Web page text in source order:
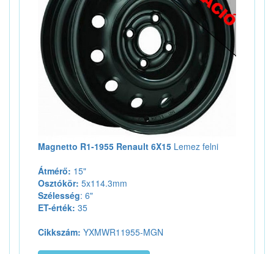
Magnetto R1-1955 Renault 6X15 Lemez felni
Átmérő: 15"
Osztókör: 5x114.3mm
Szélesség: 6"
ET-érték: 35
Cikkszám: YXMWR11955-MGN